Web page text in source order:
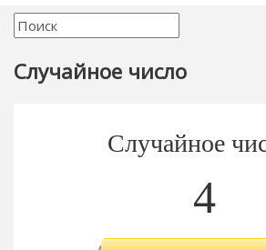
Случайное число
Случайное
4